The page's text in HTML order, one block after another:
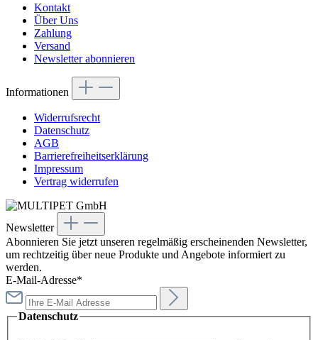
Kontakt
Über Uns
Zahlung
Versand
Newsletter abonnieren
Informationen
Widerrufsrecht
Datenschutz
AGB
Barrierefreiheitserklärung
Impressum
Vertrag widerrufen
Newsletter
Abonnieren Sie jetzt unseren regelmäßig erscheinenden Newsletter,
um rechtzeitig über neue Produkte und Angebote informiert zu
werden.
E-Mail-Adresse*
Datenschutz